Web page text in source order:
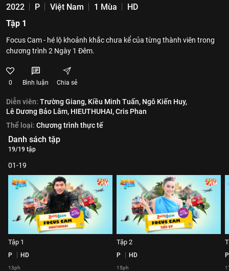
2022 P Việt Nam 1 Mùa
HD
Tập 1
Focus Cam - hé lộ khoảnh khắc chưa kể của từng thành viên trong
chương trình 2 Ngày 1 Đêm.
0 Bình luận Chia sẻ
Diễn viên: Trường Giang, Kiều Minh Tuấn, Ngô Kiến Huy,
Lê Dương Bảo Lâm, HIEUTHUHAI,Cris Phan
Thể loại: Chương trình thực tế
Danh sách tập
19/19 tập
01-19
Tập 1
P HD
13ph
Tập 2
P HD
15ph
P